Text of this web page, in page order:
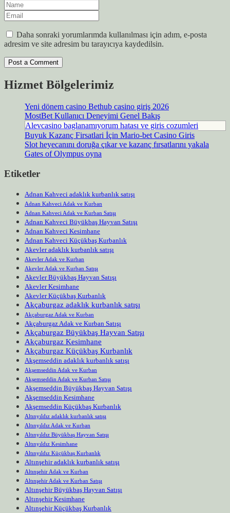
Daha sonraki yorumlarımda kullanılması için adım, e-posta
adresim ve site adresim bu tarayıcıya kaydedilsin.
Hizmet Bölgelerimiz
Yeni dönem casino Bethub casino giriş 2026
MostBet Kullanıcı Deneyimi Genel Bakış
Alevcasino baglanamıyorum hatası ve giris cozumleri
Buyuk Kazanç Firsatlari İçin Mario-bet Casino Giris
Slot heyecanını doruğa çıkar ve kazanç fırsatlarını yakala
Gates of Olympus oyna
Etiketler
Adnan Kahveci adaklık kurbanlık satışı
Adnan Kahveci Adak ve Kurban
Adnan Kahveci Adak ve Kurban Satışı
Adnan Kahveci Büyükbaş Hayvan Satışı
Adnan Kahveci Kesimhane
Adnan Kahveci Küçükbaş Kurbanlık
Akevler adaklık kurbanlık satışı
Akevler Adak ve Kurban
Akevler Adak ve Kurban Satışı
Akevler Büyükbaş Hayvan Satışı
Akevler Kesimhane
Akevler Küçükbaş Kurbanlık
Akçaburgaz adaklık kurbanlık satışı
Akçaburgaz Adak ve Kurban
Akçaburgaz Adak ve Kurban Satışı
Akçaburgaz Büyükbaş Hayvan Satışı
Akçaburgaz Kesimhane
Akçaburgaz Küçükbaş Kurbanlık
Akşemseddin adaklık kurbanlık satışı
Akşemseddin Adak ve Kurban
Akşemseddin Adak ve Kurban Satışı
Akşemseddin Büyükbaş Hayvan Satışı
Akşemseddin Kesimhane
Akşemseddin Küçükbaş Kurbanlık
Altınyıldız adaklık kurbanlık satışı
Altınyıldız Adak ve Kurban
Altınyıldız Büyükbaş Hayvan Satışı
Altınyıldız Kesimhane
Altınyıldız Küçükbaş Kurbanlık
Altınşehir adaklık kurbanlık satışı
Altınşehir Adak ve Kurban
Altınşehir Adak ve Kurban Satışı
Altınşehir Büyükbaş Hayvan Satışı
Altınşehir Kesimhane
Altınşehir Küçükbaş Kurbanlık